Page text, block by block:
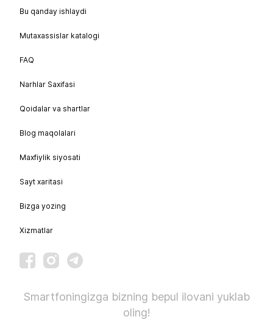
Bu qanday ishlaydi
Mutaxassislar katalogi
FAQ
Narhlar Saxifasi
Qoidalar va shartlar
Blog maqolalari
Maxfiylik siyosati
Sayt xaritasi
Bizga yozing
Xizmatlar
Smartfoningizga bizning bepul ilovani yuklab
oling!